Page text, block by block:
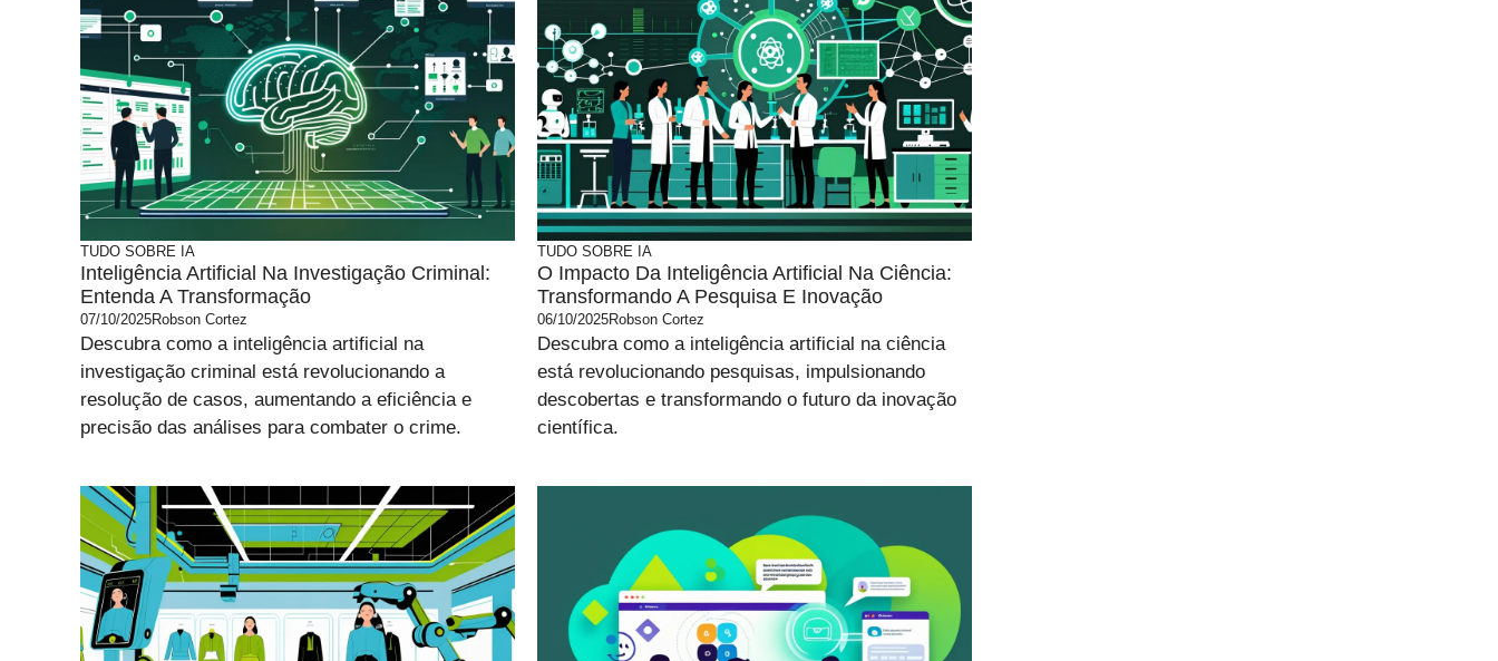
TUDO SOBRE IA
Inteligência Artificial Na Investigação Criminal:
Entenda A Transformação
07/10/2025Robson Cortez
Descubra como a inteligência artificial na
investigação criminal está revolucionando a
resolução de casos, aumentando a eficiência e
precisão das análises para combater o crime.
TUDO SOBRE IA
O Impacto Da Inteligência Artificial Na Ciência:
Transformando A Pesquisa E Inovação
06/10/2025Robson Cortez
Descubra como a inteligência artificial na ciência
está revolucionando pesquisas, impulsionando
descobertas e transformando o futuro da inovação
científica.